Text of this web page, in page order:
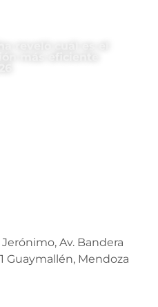
Av. Bandera
Guaymallén, Mendoza